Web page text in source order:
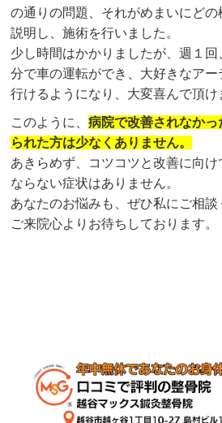
の通りの問題、それがめまいにど
説明し、施術を行いました。
少し時間はかかりましたが、週１
分で車の運転ができ、大好きなア
行けるようになり、大変喜んで頂け
このように、病院で改善されなか
られた方は少なくありません。
あきらめず、コツコツと改善に向け
ならない症状はありません。
あなたのお悩みも、ぜひ私にご相談
ご来院心よりお待ちしております。